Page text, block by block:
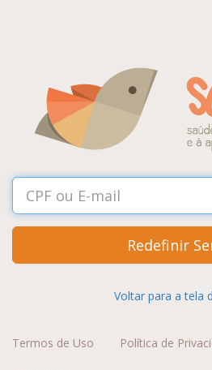
Redefinir
Voltar para a tela
Termos de Uso Política de